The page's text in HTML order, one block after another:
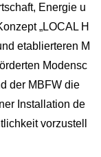
Energie u
„LOCAL H
etablierteren M
Modensc
der MBFW die
Installation de
vorzustell